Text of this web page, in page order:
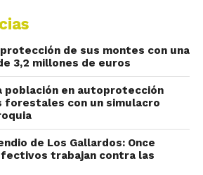
de sus montes con una
3,2 millones de euros
población en autoprotección
forestales con un simulacro
de Los Gallardos: Once
trabajan contra las